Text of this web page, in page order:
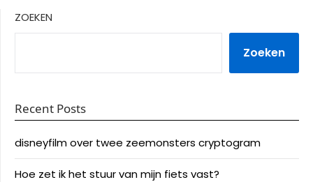
ZOEKEN
Zoeken
Recent Posts
disneyfilm over twee zeemonsters cryptogram
Hoe zet ik het stuur van mijn fiets vast?